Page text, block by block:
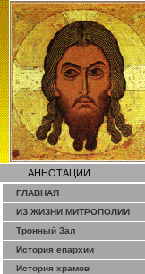
АННОТАЦИИ
ГЛАВНАЯ
ИЗ ЖИЗНИ МИТРОПОЛИИ
Тронный Зал
История епархии
История храмов